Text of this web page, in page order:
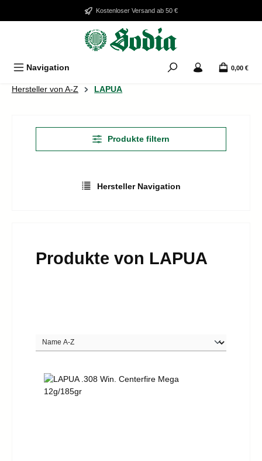
Zum Hauptinhalt springenKostenloser Versand ab 50 €
Navigation 0,00 €
Hersteller von A-Z LAPUA
Produkte filtern
Hersteller Navigation
Produkte von LAPUA